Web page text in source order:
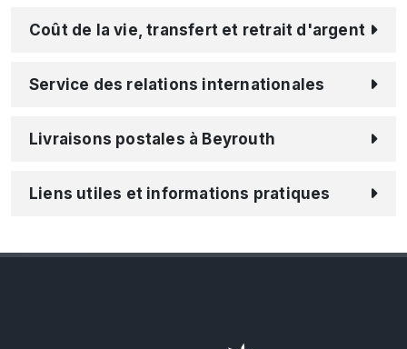
Coût de la vie, transfert et retrait d'argent
Service des relations internationales
Livraisons postales à Beyrouth
Liens utiles et informations pratiques